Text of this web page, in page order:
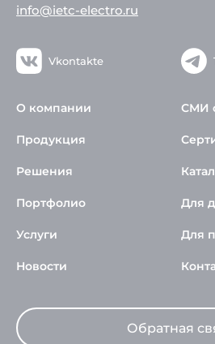
info@ietc-electro.ru
Vkontakte
О компании
Продукция
Решения
Портфолио
Услуги
Новости
СМИ
Для
Для
Обратная